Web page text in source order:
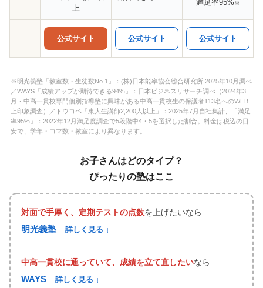
上
満足率95% ※
公式サイト 公式サイト 公式サイト
※明光義塾「教室数・生徒数No.1」：(株)日本能率協会総合研究所 2025年10月調べ
／WAYS「成績アップが期待できる94%」：日本ビジネスリサーチ調べ（2024年3
月・中高一貫校専門個別指導塾に興味がある中高一貫校生の保護者113名へのWEB
上印象調査）／トウコベ「東大生講師2,200人以上」：2025年7月自社集計、「満足
率95%」：2022年12月満足度調査で5段階中4・5を選択した割合。料金は税込の目
安で、学年・コマ数・教室により異なります。
お子さんはどのタイプ？
ぴったりの塾はここ
対面で手厚く、定期テストの点数を上げたいなら
明光義塾 詳しく見る ↓
中高一貫校に通っていて、成績を立て直したいなら
WAYS 詳しく見る ↓